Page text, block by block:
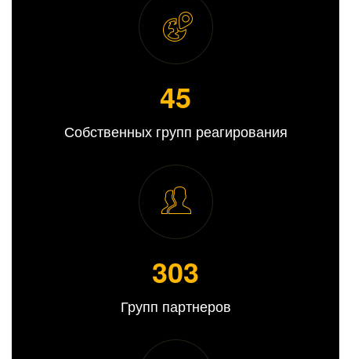
45
Собственных групп реагирования
309
Групп партнеров